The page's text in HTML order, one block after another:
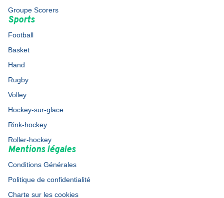
Groupe Scorers
Sports
Football
Basket
Hand
Rugby
Volley
Hockey-sur-glace
Rink-hockey
Roller-hockey
Mentions légales
Conditions Générales
Politique de confidentialité
Charte sur les cookies